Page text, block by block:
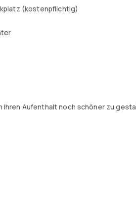
(kostenpflichtig)
Ihren Aufenthalt noch schöner zu